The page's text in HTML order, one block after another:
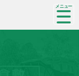
SP-
me